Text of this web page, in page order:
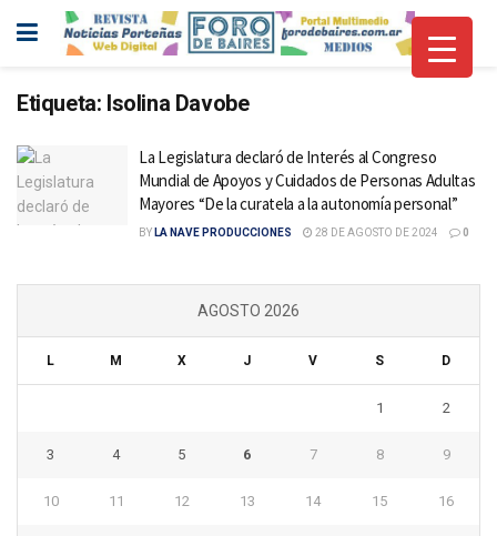
Etiqueta: Isolina Davobe
La Legislatura declaró de Interés al Congreso
Mundial de Apoyos y Cuidados de Personas Adultas
Mayores “De la curatela a la autonomía personal”
BY LA NAVE PRODUCCIONES 28 DE AGOSTO DE 2024 0
AGOSTO 2026
L M X J V S D
1 2
3 4 5 6 7 8 9
10 11 12 13 14 15 16